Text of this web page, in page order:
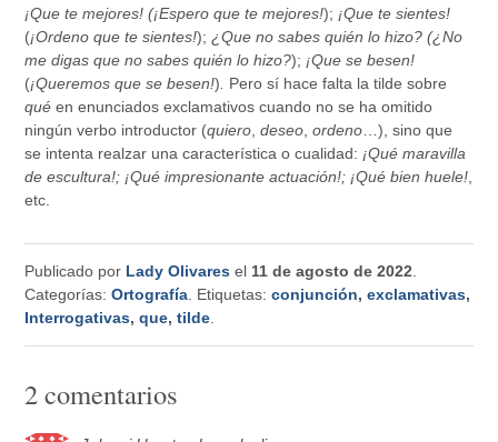
¡Que te mejores! (¡Espero que te mejores!); ¡Que te sientes!
(¡Ordeno que te sientes!); ¿Que no sabes quién lo hizo? (¿No
me digas que no sabes quién lo hizo?); ¡Que se besen!
(¡Queremos que se besen!)
Pero sí hace falta la tilde sobre
qué en enunciados exclamativos cuando no se ha omitido
ningún verbo introductor (quiero ,deseo ,ordeno …), sino que
se intenta realzar una característica o cualidad: ¡Qué maravilla
de escultura!; ¡Qué impresionante actuación!; ¡Qué bien huele!
etc.
Publicado por Lady Olivares el 11 de agosto de 2022
Categorías:Ortografía . Etiquetas:conjunción,exclamativas,
Interrogativas,que,tilde
2 comentarios